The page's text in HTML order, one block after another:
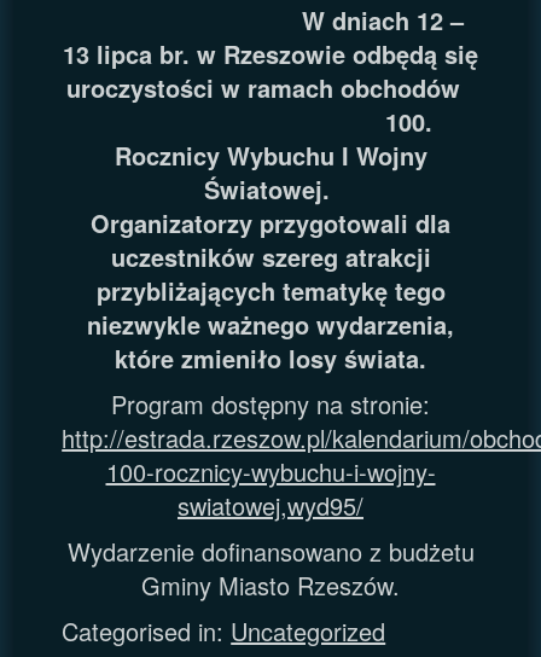
W dniach 12 –
13 lipca br. w Rzeszowie odbędą się
uroczystości w ramach obchodów
100.
Rocznicy Wybuchu I Wojny
Światowej.
Organizatorzy przygotowali dla
uczestników szereg atrakcji
przybliżających tematykę tego
niezwykle ważnego wydarzenia,
które zmieniło losy świata.
Program dostępny na stronie:
http://estrada.rzeszow.pl/kalendarium/
100-rocznicy-wybuchu-i-wojny-
swiatowej,wyd95/
Wydarzenie dofinansowano z budżetu
Gminy Miasto Rzeszów.
Categorised in: Uncategorized